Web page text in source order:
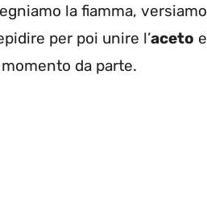
la fiamma,
per poi unire l’aceto
da parte.